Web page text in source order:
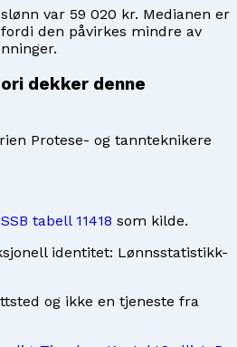
var 59 020 kr. Medianen er
den påvirkes mindre av
dekker denne
Protese- og tannteknikere
SSB tabell 11418 som kilde.
identitet: Lønnsstatistikk-
og ikke en tjeneste fra